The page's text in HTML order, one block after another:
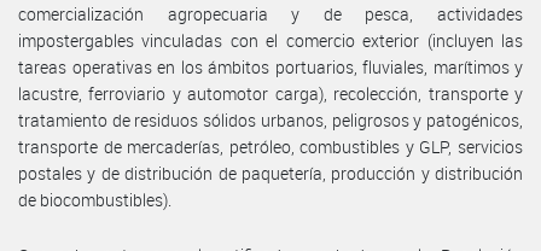
comercialización agropecuaria y de pesca, actividades
impostergables vinculadas con el comercio exterior (incluyen las
tareas operativas en los ámbitos portuarios, fluviales, marítimos y
lacustre, ferroviario y automotor carga), recolección, transporte y
tratamiento de residuos sólidos urbanos, peligrosos y patogénicos,
transporte de mercaderías, petróleo, combustibles y GLP, servicios
postales y de distribución de paquetería, producción y distribución
de biocombustibles).